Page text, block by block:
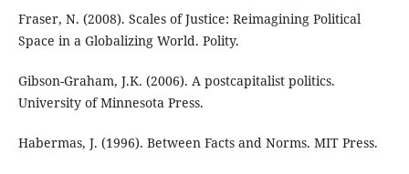
Fraser, N. (2008). Scales of Justice: Reimagining Political
Space in a Globalizing World. Polity.
Gibson-Graham, J.K. (2006). A postcapitalist politics.
University of Minnesota Press.
Habermas, J. (1996). Between Facts and Norms. MIT Press.